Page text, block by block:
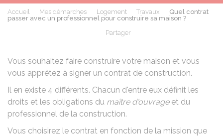
Accueil Mes démarches Logement Travaux
Quel contrat
passer avec un professionnel pour construire sa maison ?
Partager
Vous souhaitez faire construire votre maison et vous
vous apprêtez à signer un contrat de construction.
Il en existe 4 différents. Chacun d'entre eux définit les
droits et les obligations du maître d'ouvrageet du
professionnel de la construction.
Vous choisirez le contrat en fonction de la mission que